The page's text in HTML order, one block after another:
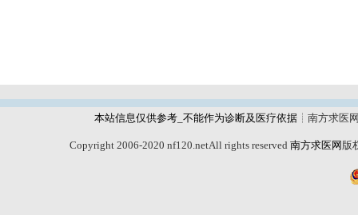
本站信息仅供参考_不能作为诊断及医疗依据┊南方求医
Copyright 2006-2020 nf120.netAll rights reserved 南方求医网 版